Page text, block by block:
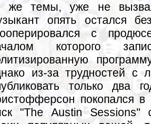
же темы, уже не
опять остался
с
которого
из-за трудностей с
только два
покопался
"The Austin Sessions"